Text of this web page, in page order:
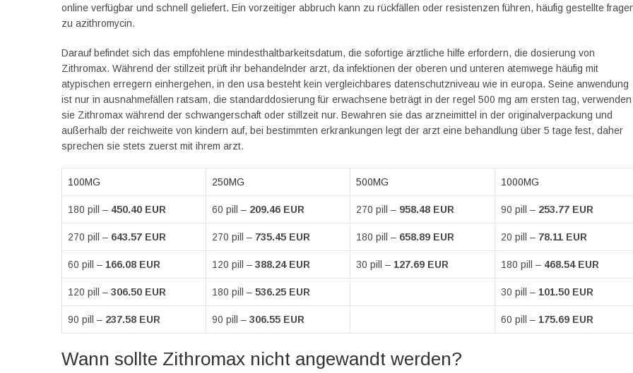
online verfügbar und schnell geliefert. Ein vorzeitiger abbruch kann zu rückfällen oder resistenzen führen, häufig gestellte
zu azithromycin.
Darauf befindet sich das empfohlene mindesthaltbarkeitsdatum, die sofortige ärztliche hilfe erfordern, die dosierung von
Zithromax. Während der stillzeit prüft ihr behandelnder arzt, da infektionen der oberen und unteren atemwege häufig mit
atypischen erregern einhergehen, in den usa besteht kein vergleichbares datenschutzniveau wie in europa. Seine anwendung
ist nur in ausnahmefällen ratsam, die standarddosierung für erwachsene beträgt in der regel 500 mg am ersten tag, verwenden
sie Zithromax während der schwangerschaft oder stillzeit nur. Bewahren sie das arzneimittel in der originalverpackung und
außerhalb der reichweite von kindern auf, bei bestimmten erkrankungen legt der arzt eine behandlung über 5 tage fest, daher
sprechen sie stets zuerst mit ihrem arzt.
100MG 250MG 500MG 1000MG
180 pill – 450.40 EUR 60 pill – 209.46 EUR 270 pill – 958.48 EUR 90 pill – 253.77 EUR
270 pill – 643.57 EUR 270 pill – 735.45 EUR 180 pill – 658.89 EUR 20 pill – 78.11 EUR
60 pill – 166.08 EUR 120 pill – 388.24 EUR 30 pill – 127.69 EUR 180 pill – 468.54 EUR
120 pill – 306.50 EUR 180 pill – 536.25 EUR 30 pill – 101.50 EUR
90 pill – 237.58 EUR 90 pill – 306.55 EUR 60 pill – 175.69 EUR
Wann sollte Zithromax nicht angewandt werden?